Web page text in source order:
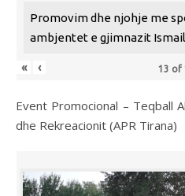
Promovim dhe njohje me
ambjentet e gjimnazit
« ‹ 13 of
Event Promocional – Teqball
dhe Rekreacionit (APR Tirana)